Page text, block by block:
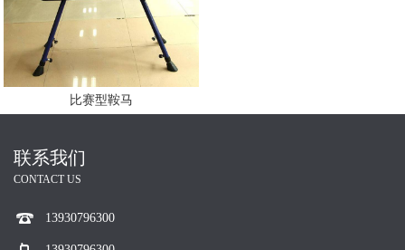
比赛型鞍马
联系我们
CONTACT US
13930796300